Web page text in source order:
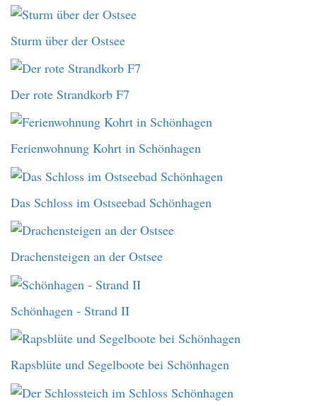
Sturm über der Ostsee
Der rote Strandkorb F7
Ferienwohnung Kohrt in Schönhagen
Das Schloss im Ostseebad Schönhagen
Drachensteigen an der Ostsee
Schönhagen - Strand II
Rapsblüte und Segelboote bei Schönhagen